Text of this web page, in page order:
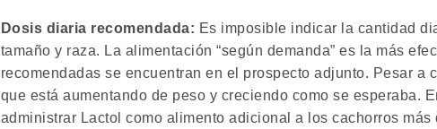
Dosis diaria recomendada: Es imposible indicar la cantidad
tamaño y raza. La alimentación “según demanda” es la más
recomendadas se encuentran en el prospecto adjunto. Pesar a
que está aumentando de peso y creciendo como se esperaba.
administrar Lactol como alimento adicional a los cachorros más